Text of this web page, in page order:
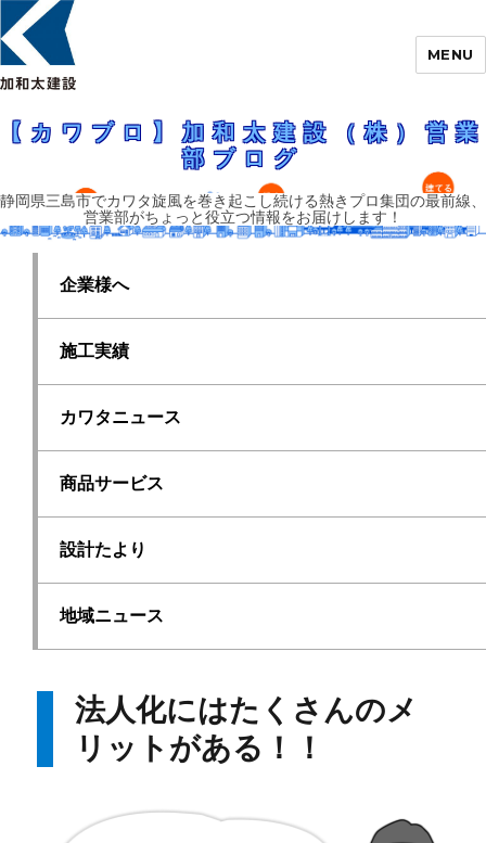
【カワブロ】加和太建設（株）営業部ブロ
グ
MENU
【カワブロ】加和太建設（株）営業
部ブログ
静岡県三島市でカワタ旋風を巻き起こし続ける熱きプロ集団の最前線、
営業部がちょっと役立つ情報をお届けします！
企業様へ
施工実績
カワタニュース
商品サービス
設計たより
地域ニュース
法人化にはたくさんのメ
リットがある！！